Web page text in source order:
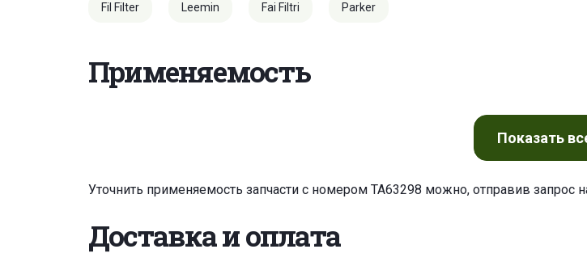
Fil Filter Leemin Fai Filtri Parker
Применяемость
Показать
Уточнить применяемость запчасти с номером TA63298 можно, отправив запрос
Доставка и оплата